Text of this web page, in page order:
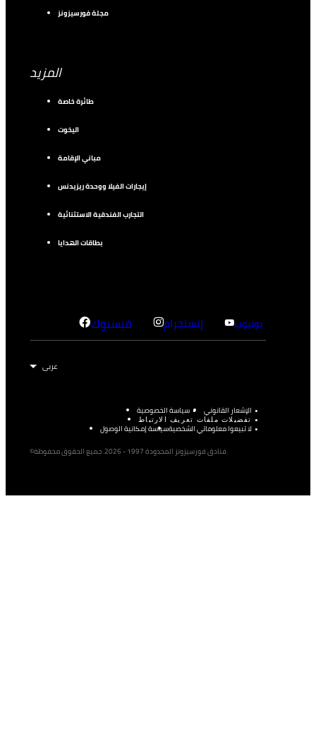
مجلة فورسيزونز
المزيد
طائرة خاصة
اليخوت
مباني الإقامة
إيجارات الفيلا ووحدة ريزيدنس
التجارب الفندقية الاستثنائية
بطاقات الهدايا
فيسبوك إنستجرام يوتيوب
الإشعار القانوني سياسة الخصوصية
تفضيلات ملفات تعريف الارتباط
لا تبيعوا معلوماتي الشخصيةسياسة إمكانية الوصول
©فنادق فورسيزونز المحدودة 1997 - 2026. جميع الحقوق محفوظة.